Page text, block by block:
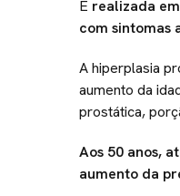
É realizada
com sintomas
A hiperplasia
aumento da
prostática,
Aos 50 anos,
aumento da